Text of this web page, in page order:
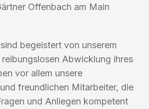
Offenbach am Main
begeistert von unserem
Abwicklung ihres
vor allem unsere
freundlichen Mitarbeiter, die
und Anliegen kompetent